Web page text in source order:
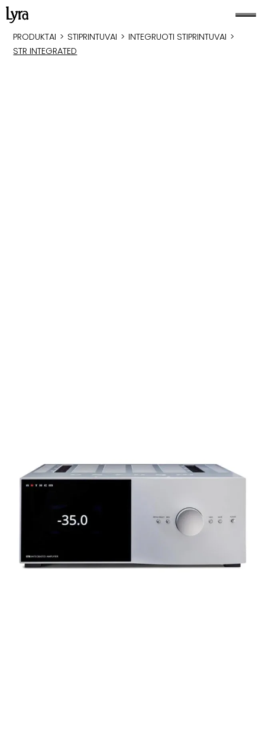
PRODUKTAI > STIPRINTUVAI > INTEGRUOTI STIPRINTUVAI >
STR INTEGRATED